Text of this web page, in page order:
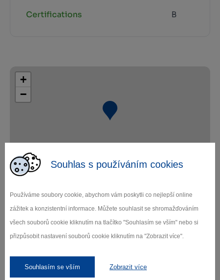
Souhlas s používáním cookies
Používáme soubory cookie, abychom vám poskytli co nejlepší online
zážitek a konzistentní informace. Můžete souhlasit se shromažďováním
všech souborů cookie kliknutím na tlačítko "Souhlasím se vším" nebo si
přizpůsobit nastavení souborů cookie kliknutím na "Zobrazit více".
Souhlasím se vším Zobrazit více
Certifications B
+
−
Leaflet|© Seznam.cz a.s. a další
Fall in love with
Vysočina